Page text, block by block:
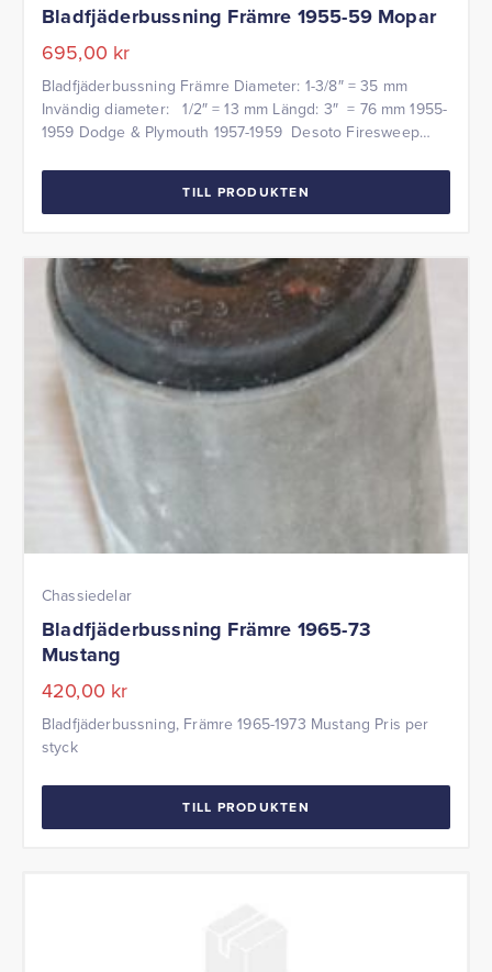
Bladfjäderbussning Främre 1955-59 Mopar
695,00 kr
Bladfjäderbussning Främre Diameter: 1-3/8″ = 35 mm
Invändig diameter: 1/2″ = 13 mm Längd: 3″ = 76 mm 1955-
1959 Dodge & Plymouth 1957-1959 Desoto Firesweep
TILL PRODUKTEN
Chassiedelar
Bladfjäderbussning Främre 1965-73
Mustang
420,00 kr
Bladfjäderbussning, Främre 1965-1973 Mustang Pris per
styck
TILL PRODUKTEN